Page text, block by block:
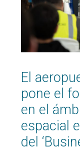
El
pone el
en el
espacial
del